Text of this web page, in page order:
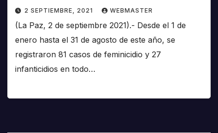
2 SEPTIEMBRE, 2021 WEBMASTER
(La Paz, 2 de septiembre 2021).- Desde el 1 de
enero hasta el 31 de agosto de este año, se
registraron 81 casos de feminicidio y 27
infanticidios en todo…